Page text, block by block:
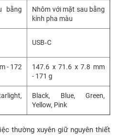
bằng
Nhôm với mặt sau bằng
kính pha màu
USB‑C
- 172
147.6 x 71.6 x 7.8 mm
- 171 g
Black, Blue, Green,
Yellow, Pink
thường xuyên giữ nguyên thiết